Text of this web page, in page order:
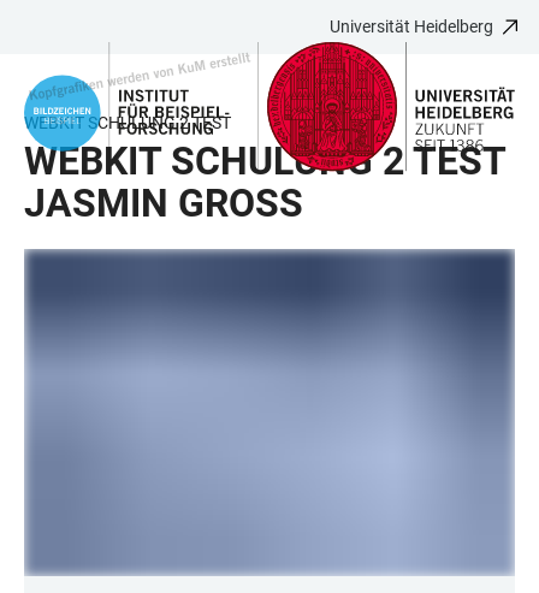
ZUR
BARRIEREFREIHEIT
Universität Heidelberg
WEBKIT SCHULUNG 2 TEST
WEBKIT SCHULUNG 2 TEST
JASMIN GROSS